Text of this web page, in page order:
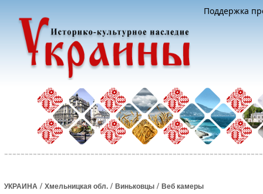
Поддержка
УКРАИНА / Хмельницкая обл. / Виньковцы / Веб камеры